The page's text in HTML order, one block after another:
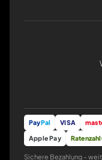
PayPal VISA
Apple Pay
Sichere Bezahlung –